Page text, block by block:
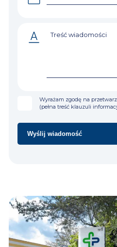
Wyrażam zgodę na
(pełna treść klauzuli